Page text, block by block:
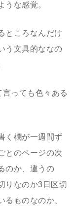
うな感覚。
ところなんだけ
う文具的ななの
っても色々ある
く欄が一週間ず
とのページの次
のか、違うの
りなのか3日区切
るものなのか、